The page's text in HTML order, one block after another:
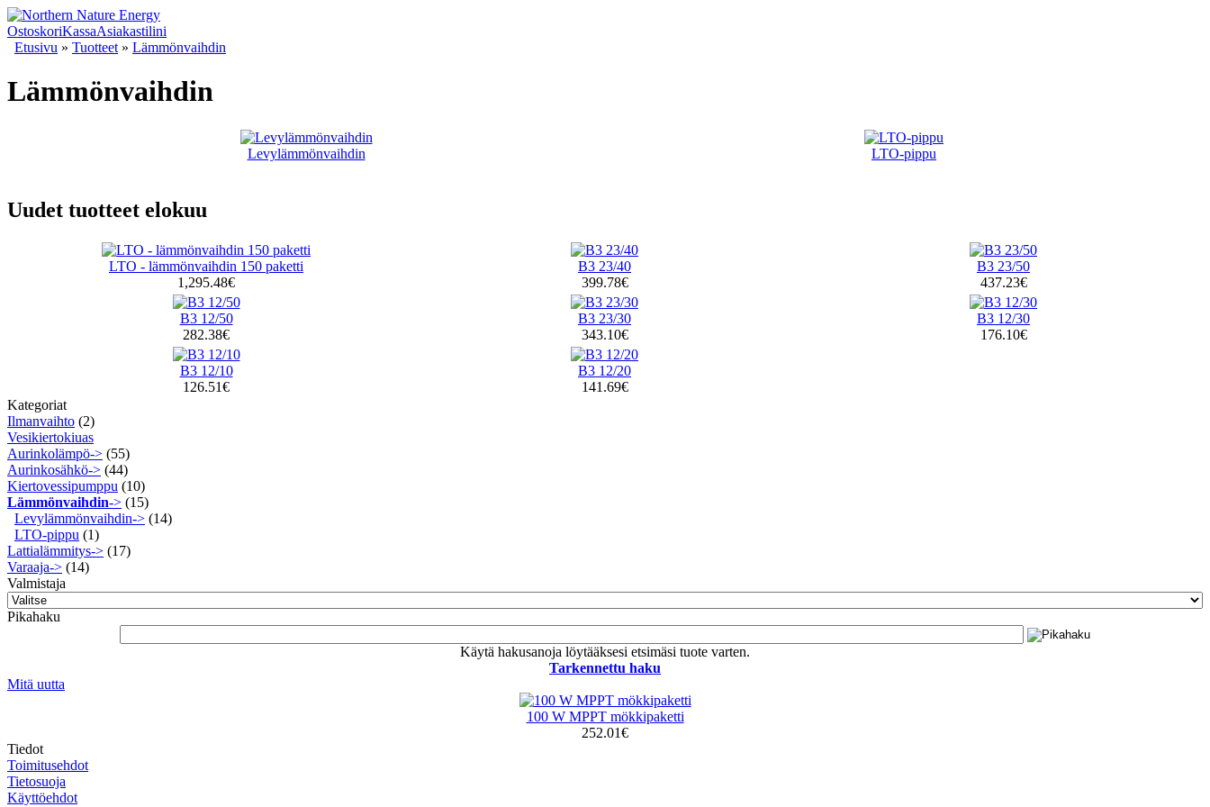
OstoskoriKassaAsiakastilini
Etusivu » Tuotteet » Lämmönvaihdin
Lämmönvaihdin
Levylämmönvaihdin LTO-pippu
Uudet tuotteet elokuu
LTO - lämmönvaihdin 150 paketti
1,295.48€
B3 23/40
399.78€
B3 23/50
437.23€
B3 12/50
282.38€
B3 23/30
343.10€
B3 12/30
176.10€
B3 12/10
126.51€
B3 12/20
141.69€
Kategoriat
Ilmanvaihto (2)
Vesikiertokiuas
Aurinkolämpö-> (55)
Aurinkosähkö-> (44)
Kiertovessipumppu (10)
Lämmönvaihdin-> (15)
Levylämmönvaihdin-> (14)
LTO-pippu (1)
Lattialämmitys-> (17)
Varaaja-> (14)
Valmistaja
Pikahaku
Käytä hakusanoja löytääksesi etsimäsi tuote varten.
Tarkennettu haku
Mitä uutta
100 W MPPT mökkipaketti
252.01€
Tiedot
Toimitusehdot
Tietosuoja
Käyttöehdot